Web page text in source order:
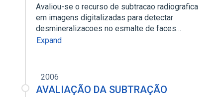
Avaliou-se o recurso de subtracao radiografica
em imagens digitalizadas para detectar
desmineralizacoes no esmalte de faces…
Expand
2006
AVALIAÇÃO DA SUBTRAÇÃO